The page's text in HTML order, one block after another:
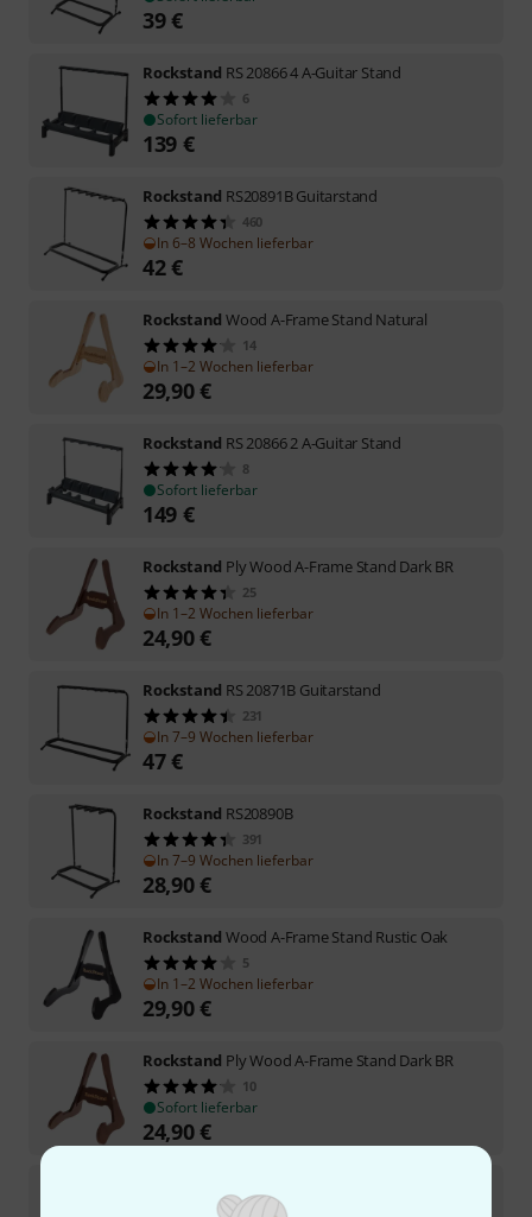
39€
Rockstand RS 20866 4 A-Guitar Stand
6
Sofort lieferbar
139 €
Rockstand RS20891B Guitarstand
460
In 6–8 Wochen lieferbar
42€
Rockstand Wood A-Frame Stand Natural
14
In 1–2 Wochen lieferbar
29,90€
Rockstand RS 20866 2 A-Guitar Stand
8
Sofort lieferbar
149 €
Rockstand Ply Wood A-Frame Stand Dark BR
25
In 1–2 Wochen lieferbar
24,90€
Rockstand RS 20871B Guitarstand
231
In 7–9 Wochen lieferbar
47€
Rockstand RS20890B
391
In 7–9 Wochen lieferbar
28,90€
Rockstand Wood A-Frame Stand Rustic Oak
5
In 1–2 Wochen lieferbar
29,90€
Rockstand Ply Wood A-Frame Stand Dark BR
10
Sofort lieferbar
24,90€